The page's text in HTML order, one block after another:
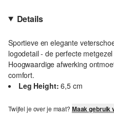
Details
Sportieve en elegante
logodetail - de perfecte
Hoogwaardige afwerking
comfort.
Leg Height: 6,5 cm
Twijfel je over je maat? Maak gebruik